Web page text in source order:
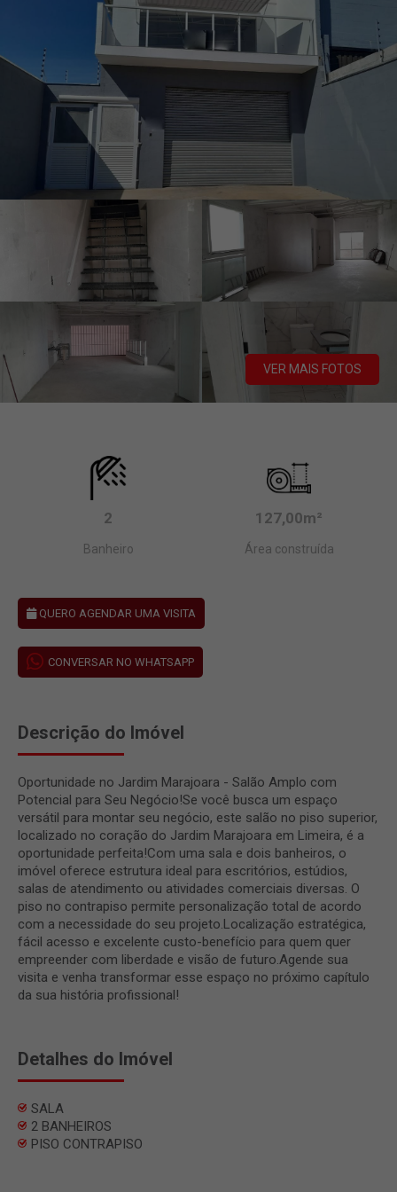
VER MAIS FOTOS
2
Banheiro
127,00m²
Área construída
QUERO AGENDAR UMA VISITA
CONVERSAR NO WHATSAPP
Descrição do Imóvel
Oportunidade no Jardim Marajoara - Salão Amplo com
Potencial para Seu Negócio!Se você busca um espaço
versátil para montar seu negócio, este salão no piso superior,
localizado no coração do Jardim Marajoara em Limeira, é a
oportunidade perfeita!Com uma sala e dois banheiros, o
imóvel oferece estrutura ideal para escritórios, estúdios,
salas de atendimento ou atividades comerciais diversas. O
piso no contrapiso permite personalização total de acordo
com a necessidade do seu projeto.Localização estratégica,
fácil acesso e excelente custo-benefício para quem quer
empreender com liberdade e visão de futuro.Agende sua
visita e venha transformar esse espaço no próximo capítulo
da sua história profissional!
Detalhes do Imóvel
SALA
2 BANHEIROS
PISO CONTRAPISO